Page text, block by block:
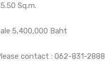
Sq.m.
5,400,000 Baht
contact : 062-831-2888